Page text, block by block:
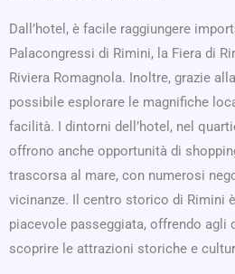
Dall’hotel, è facile raggiungere
Palacongressi di Rimini, la Fiera di
Riviera Romagnola. Inoltre, grazie
possibile esplorare le magnifiche
facilità. I dintorni dell’hotel, nel
offrono anche opportunità di
trascorsa al mare, con numerosi
vicinanze. Il centro storico di Rimini
piacevole passeggiata, offrendo
scoprire le attrazioni storiche e